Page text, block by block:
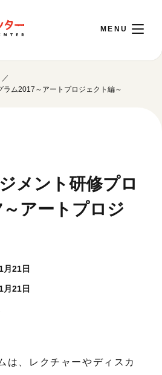
ラリー・図書室・情報コーナーは20:00まで／カ
ィ
事業
ーター
／
ラム2017～アートプロジェクト編～
メント研修プロ
アートプロジ
月21日
月21日
は、レクチャーやディスカ